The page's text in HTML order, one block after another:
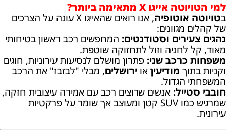
למי הטויוטה אייגו X מתאימה ביותר?
בטויוטה אוטופיה
, אנו רואים שהאייגו X עונה על הצרכים
של קהלים מגוונים:
נהגים צעירים וסטודנטים: המחפשים רכב ראשון בטיחותי
מאוד, קל לחניה וזול לתחזוקה שוטפת.
משפחות כרכב שני: פתרון מושלם לנסיעות עירוניות, חוגים
וקניות בתוך מודיעין או ירושלים, מבלי "לבזבז" את הרכב
המשפחתי הגדול.
חובבי סטייל: אנשים שרוצים רכב עם אמירה עיצובית חזקה,
שמרגיש כמו SUV קטן ומעוצב אך שומר על פרקטיות
עירונית.